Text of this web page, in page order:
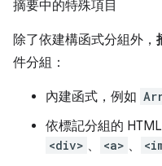
摘要中的特殊項目
除了依建構函式分組外，
件分組：
內建函式，例如
依標記分組的
<div> 、 <a> 、